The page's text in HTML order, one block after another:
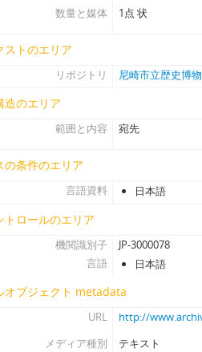
[アイテム] 31 - 〔老中奉書〕（
[アイテム] 33 - 中灘大目録（尼
[アイテム] 35 - 大坂尼ヶ崎覚（
[アイテム] 36 - 〔全昌寺過去帳
[アイテム] 37-1 - 〔願書下書〕
[アイテム] 37-3 - 〔願書下書〕
[アイテム] 38 - 〔書状〕（縣氏
[アイテム] 39 - 摂州坂本村安養
[アイテム] 40 - 〔書状〕（須磨
[アイテム] 41 - 新地女郎身請帳, (
[アイテム] 43 - 〔書状〕（兵庫
[アイテム] 44 - 〔書状〕(明石
[アイテム] 45 - 〔書状〕(刀・茶
数量と媒体
1点 状
ストのエリア
リポジトリ 尼崎市立歴史博
造のエリア
範囲と内容 宛先
の条件のエリア
言語資料 日本語
トロールのエリア
機関識別子
JP-3000078
言語
日本語
オブジェクト metadata
URL
http://
メディア種別
テキスト